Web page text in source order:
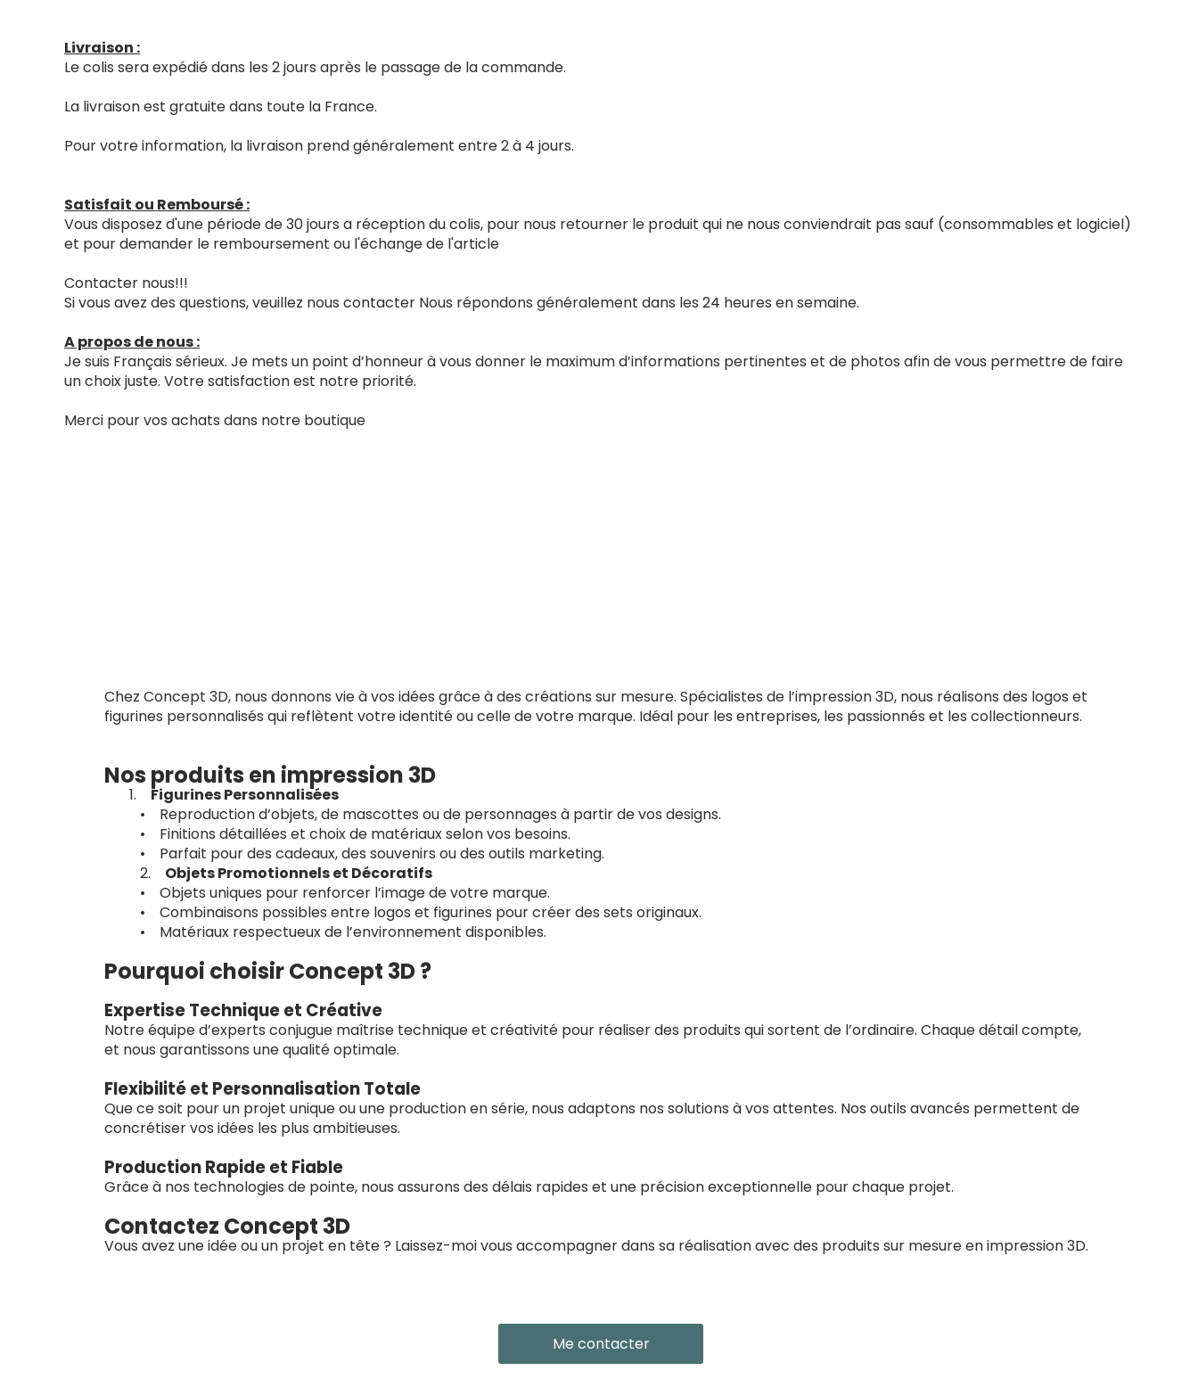
Livraison :
Le colis sera expédié dans les 2 jours après le passage de la commande.
La livraison est gratuite dans toute la France.
Pour votre information, la livraison prend généralement entre 2 à 4 jours.
Satisfait ou Remboursé :
Vous disposez d'une période de 30 jours a réception du colis, pour nous retourner le produit qui ne nous conviendrait pas sauf (consommables et logiciel)
et pour demander le remboursement ou l'échange de l'article
Contacter nous!!!
Si vous avez des questions, veuillez nous contacter Nous répondons généralement dans les 24 heures en semaine.
A propos de nous :
Je suis Français sérieux. Je mets un point d’honneur à vous donner le maximum d’informations pertinentes et de photos afin de vous permettre de faire
un choix juste. Votre satisfaction est notre priorité.
Merci pour vos achats dans notre boutique
Chez Concept 3D, nous donnons vie à vos idées grâce à des créations sur mesure. Spécialistes de l’impression 3D, nous réalisons des logos et
figurines personnalisés qui reflètent votre identité ou celle de votre marque. Idéal pour les entreprises, les passionnés et les collectionneurs.
Nos produits en impression 3D
Figurines Personnalisées
• Reproduction d’objets, de mascottes ou de personnages à partir de vos designs.
• Finitions détaillées et choix de matériaux selon vos besoins.
• Parfait pour des cadeaux, des souvenirs ou des outils marketing.
2. Objets Promotionnels et Décoratifs
• Objets uniques pour renforcer l’image de votre marque.
• Combinaisons possibles entre logos et figurines pour créer des sets originaux.
• Matériaux respectueux de l’environnement disponibles.
Pourquoi choisir Concept 3D ?
Expertise Technique et Créative
Notre équipe d’experts conjugue maîtrise technique et créativité pour réaliser des produits qui sortent de l’ordinaire. Chaque détail compte,
et nous garantissons une qualité optimale.
Flexibilité et Personnalisation Totale
Que ce soit pour un projet unique ou une production en série, nous adaptons nos solutions à vos attentes. Nos outils avancés permettent de
concrétiser vos idées les plus ambitieuses.
Production Rapide et Fiable
Grâce à nos technologies de pointe, nous assurons des délais rapides et une précision exceptionnelle pour chaque projet.
Contactez Concept 3D
Vous avez une idée ou un projet en tête ? Laissez-moi vous accompagner dans sa réalisation avec des produits sur mesure en impression 3D.
Me contacter